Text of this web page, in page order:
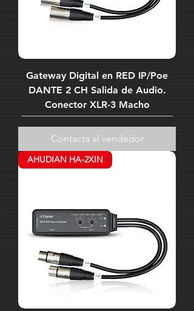
Gateway Digital en RED IP/Poe
DANTE 2 CH Salida de Audio.
Conector XLR-3 Macho
Contacta al vendedor
AHUDIAN HA-2XIN